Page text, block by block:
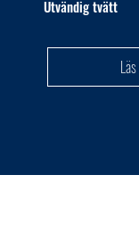
Utvändig tvätt